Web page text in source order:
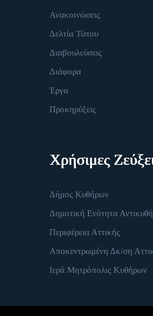
Ανακοινώσεις
Δελτία Τύπου
Διαβουλεύσεις
Διάφορα
Έργα
Προκηρύξεις
Χρήσιμες
Δήμος Κυθήρων
Δημοτική Ενότητα
Περιφέρεια Αττικής
Αποκεντρωμένη Δκ/ση
Ιερά Μητρόπολις Κυθήρων